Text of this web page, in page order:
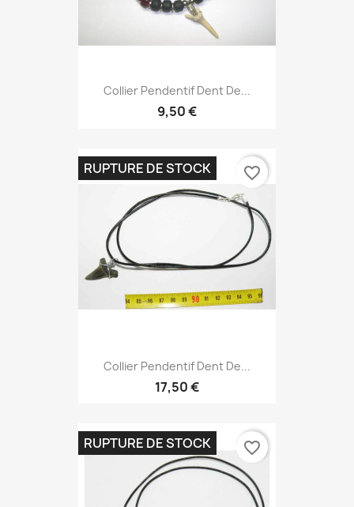
Collier Pendentif Dent De...
9,50 €
Collier Pendentif Dent De...
17,50 €
RUPTURE DE STOCK favorite_border
RUPTURE DE STOCK favorite_border